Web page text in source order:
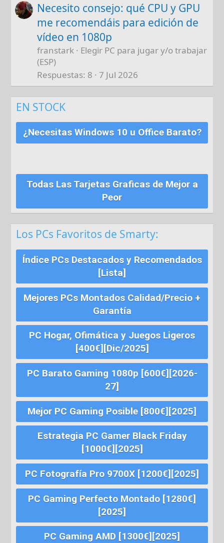
Necesito consejo: qué CPU y GPU
me recomendáis para edición de
vídeo en 1080p
franstark
Elegir PC para jugar y/o trabajar
(ESP)
Respuestas 8 7 Jul 2026
EN STOCK
¿Necesitas Windows 10 u Office Barato?
Todas Las Tarjetas Graficas de Mejor a
Peor
Los PCs Favoritos de Smarty:
Índice PCs Destacados y Recomendados
[Lista]
Mejores PCs Montados Calidad/Precio +
Garantía
PC Hogar, Ofimática y Juegos Ligeros
[400€][Dic/2025]
PC Barato Gaming 1080p [600€][2026-
27]
Mejor PC Gaming Posible [800€][2025]
Estrategia PC Gamer Black Friday
[1000€][2025]
PC Fotografía Pro 9700X [1200€][2025]
PC Gaming Perfecto Montado [1280€]
[2025]
PC Gaming AMD [1300€][2025]